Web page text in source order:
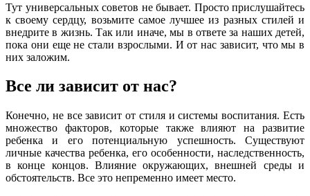
Тут универсальных советов не бывает. Просто прислушайтесь
к своему сердцу, возьмите самое лучшее из разных стилей и
внедрите в жизнь. Так или иначе, мы в ответе за наших детей,
пока они еще не стали взрослыми. И от нас зависит, что мы в
них заложим.
Все ли зависит от нас?
Конечно, не все зависит от стиля и системы воспитания. Есть
множество факторов, которые также влияют на развитие
ребенка и его потенциальную успешность. Существуют
личные качества ребенка, его особенности, наследственность,
в конце концов. Влияние окружающих, внешней среды и
обстоятельств. Все это непременно имеет место.